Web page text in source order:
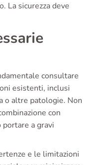
La sicurezza deve
consultare
esistenti, inclusi
o altre patologie. Non
con
a gravi
e le limitazioni